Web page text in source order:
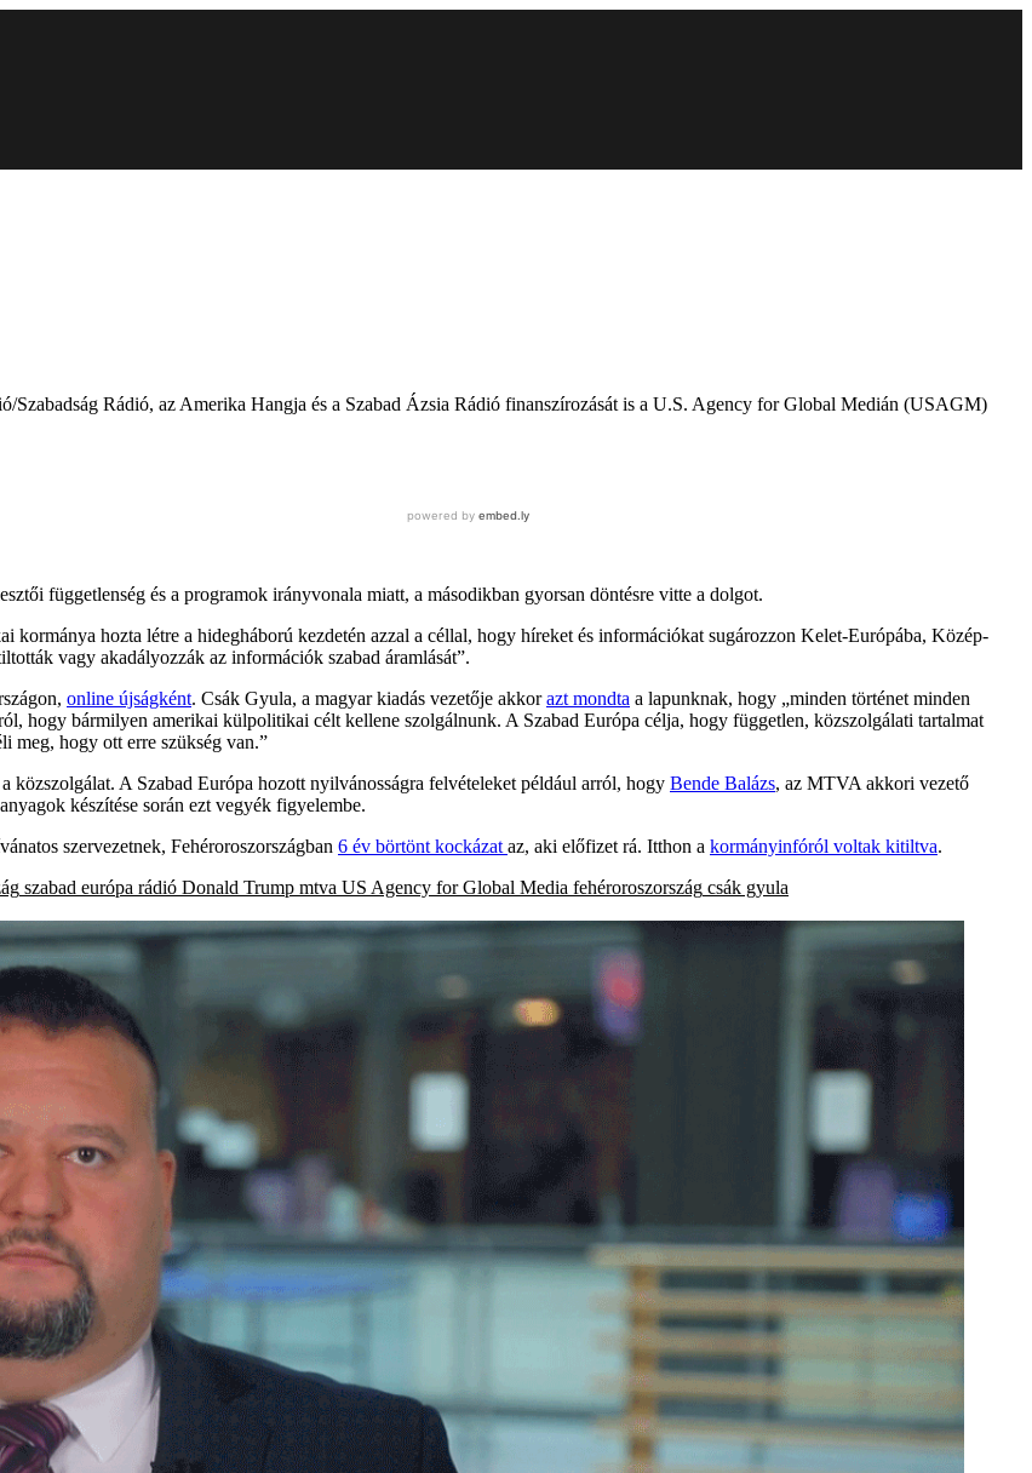
Szabadság Rádió, az Amerika Hangja és a Szabad Ázsia Rádió finanszírozását is a U.S. Agency for Global Medián (USAGM)
függetlenség és a programok irányvonala miatt, a másodikban gyorsan döntésre vitte a dolgot.
kormánya hozta létre a hidegháború kezdetén azzal a céllal, hogy híreket és információkat sugározzon Kelet-Európába, Közép-
vagy akadályozzák az információk szabad áramlását”.
online újságként. Csák Gyula, a magyar kiadás vezetője akkorazt mondta a lapunknak, hogy „minden történet minden
hogy bármilyen amerikai külpolitikai célt kellene szolgálnunk. A Szabad Európa célja, hogy független, közszolgálati tartalmat
meg, hogy ott erre szükség van.”
A Szabad Európa hozott nyilvánosságra felvételeket például arról, hogy Bende Balázs, az MTVA akkori vezető
készítése során ezt vegyék figyelembe.
szervezetnek, Fehéroroszországban 6 év börtönt kockázat az, aki előfizet rá. Itthon a kormányinfóról voltak kitiltva.
szabad európa rádió Donald Trump mtva US Agency for Global Media fehéroroszország csák gyula